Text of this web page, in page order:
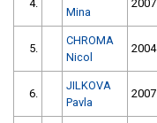
4.
Mina
2007
5.
CHROMA
Nicol
2004
6.
JILKOVA
Pavla
2007